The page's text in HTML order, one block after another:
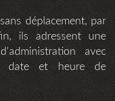
déplacement, par
ils adressent une
avec
date et heure de